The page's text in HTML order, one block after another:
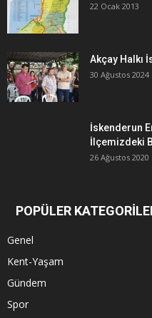
22 Ocak 2013
Akçay Halkı
30 Ağustos 2024
İskenderun
İlçemizdeki
26 Ağustos 2020
POPÜLER
Genel
Kent-Yaşam
Gündem
Spor